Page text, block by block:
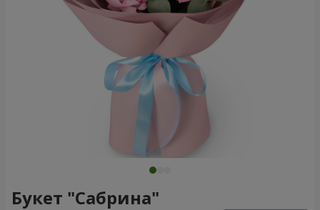
Букет "Сабрина"